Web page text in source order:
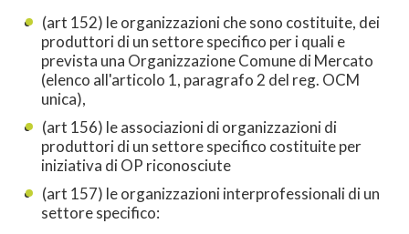
(art 152) le organizzazioni che sono costituite, dei
produttori di un settore specifico per i quali e
prevista una Organizzazione Comune di Mercato
(elenco all'articolo 1, paragrafo 2 del reg. OCM
unica),
(art 156) le associazioni di organizzazioni di
produttori di un settore specifico costituite per
iniziativa di OP riconosciute
(art 157) le organizzazioni interprofessionali di un
settore specifico: